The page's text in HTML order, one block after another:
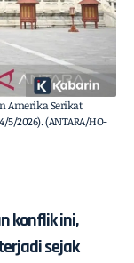
Amerika Serikat
2026). (ANTARA/HO-
konflik ini,
sejak